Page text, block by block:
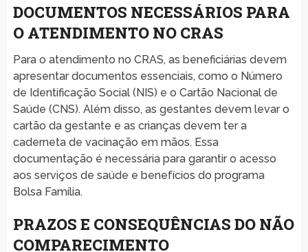
DOCUMENTOS NECESSÁRIOS PARA
O ATENDIMENTO NO CRAS
Para o atendimento no CRAS, as beneficiárias devem
apresentar documentos essenciais, como o Número
de Identificação Social (NIS) e o Cartão Nacional de
Saúde (CNS). Além disso, as gestantes devem levar o
cartão da gestante e as crianças devem ter a
caderneta de vacinação em mãos. Essa
documentação é necessária para garantir o acesso
aos serviços de saúde e benefícios do programa
Bolsa Família.
PRAZOS E CONSEQUÊNCIAS DO NÃO
COMPARECIMENTO